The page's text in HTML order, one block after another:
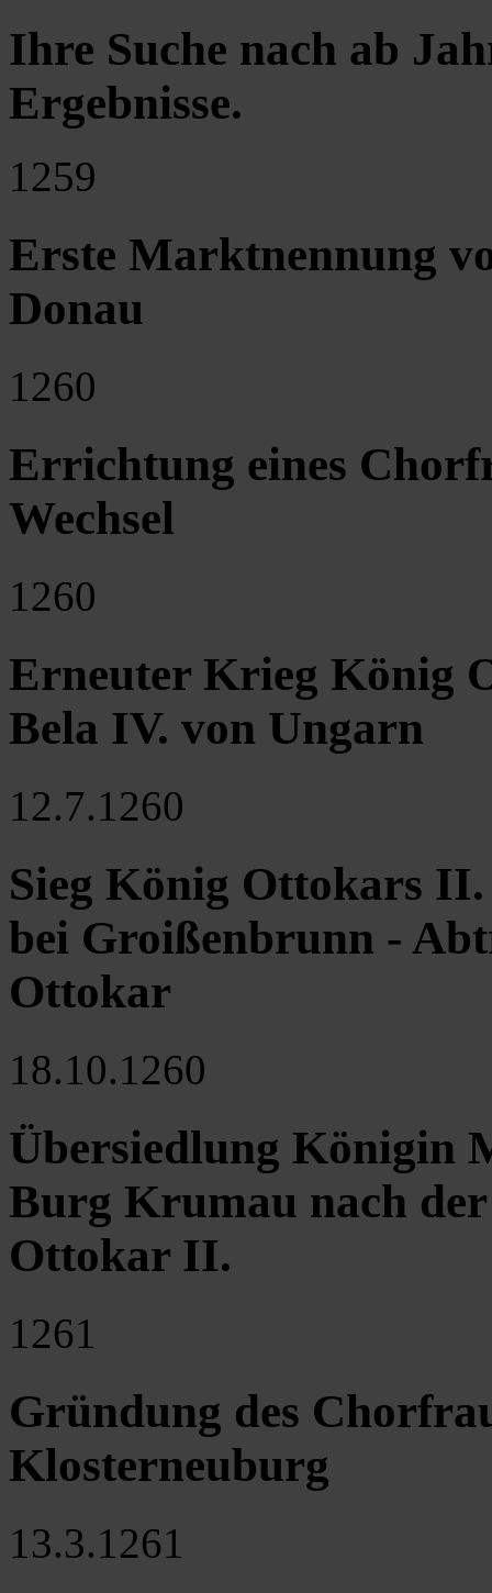
Ihre Suche nach ab
Ergebnisse.
1259
Erste Marktnennung
Donau
1260
Errichtung eines
Wechsel
1260
Erneuter Krieg König
Bela IV. von Ungarn
12.7.1260
Sieg König Ottokars
bei Groißenbrunn -
Ottokar
18.10.1260
Übersiedlung Königin
Burg Krumau nach
Ottokar II.
1261
Gründung des
Klosterneuburg
13.3.1261